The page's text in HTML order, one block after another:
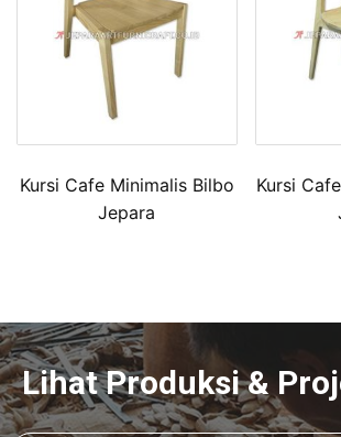
Kursi Cafe Minimalis Bilbo
Jepara
Kursi
Lihat Produksi &